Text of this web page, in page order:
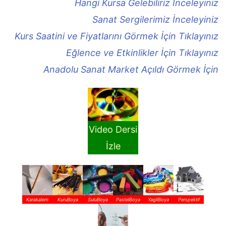
Hangi Kursa Gelebiliriz İnceleyiniz
Sanat Sergilerimiz İnceleyiniz
Kurs Saatini ve Fiyatlarını Görmek İçin Tıklayınız
Eğlence ve Etkinlikler İçin Tıklayınız
Anadolu Sanat Market Açıldı Görmek İçin
Video Dersi
İzle
Karakalem KuruBoya SuluBoya PastelBoya YagliBoya Perspektif